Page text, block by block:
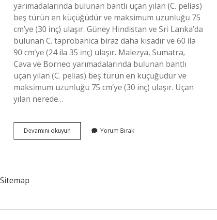
yarımadalarında bulunan bantlı uçan yılan (C. pelias)
beş türün en küçüğüdür ve maksimum uzunluğu 75
cm’ye (30 inç) ulaşır. Güney Hindistan ve Sri Lanka’da
bulunan C. taprobanica biraz daha kısadır ve 60 ila
90 cm’ye (24 ila 35 inç) ulaşır. Malezya, Sumatra,
Cava ve Borneo yarımadalarında bulunan bantlı
uçan yılan (C. pelias) beş türün en küçüğüdür ve
maksimum uzunluğu 75 cm’ye (30 inç) ulaşır. Uçan
yılan nerede…
Devamını okuyun
Yılan
Yorum Bırak
Sitemap